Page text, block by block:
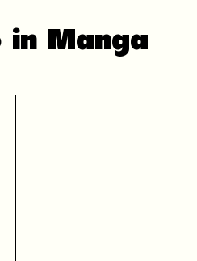
in Manga